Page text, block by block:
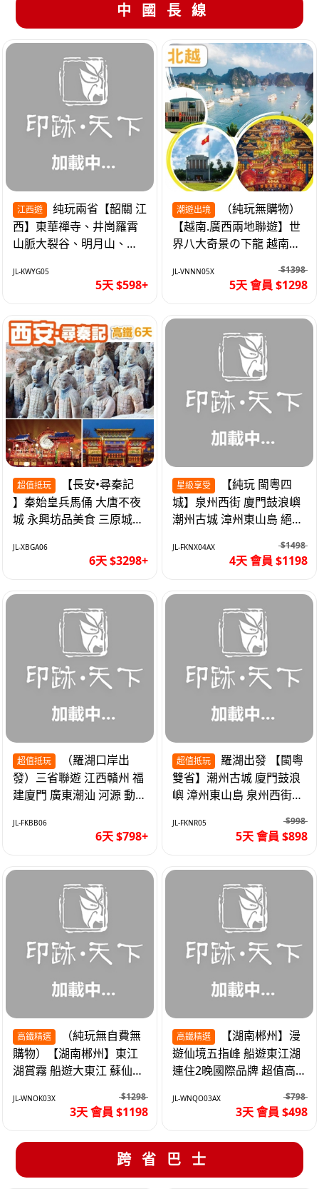
中國長線
江西遊
西】東華禪寺、井崗羅霄
山脈大裂谷、明月山、仙
JL-KWYG05
5天 $598+
潮遊出境
【越南.廣西兩地聯遊】世
界八大奇景の下龍 越南首
車5天
JL-VNNN05X $1398
5天 會員 $1298
超值抵玩
】秦始皇兵馬俑 大唐不夜
城 永興坊品美食 三原城隍
JL-XBGA06
6天 $3298+
星級享受
城】泉州西街 廈門鼓浪嶼
潮州古城 漳州東山島 絕無
JL-FKNX04AX $1498
4天 會員 $1198
超值抵玩
發）三省聯遊 江西贛州 福
建廈門 廣東潮汕 河源 動車
JL-FKBB06
6天 $798+
超值抵玩
雙省】潮州古城 廈門鼓浪
嶼 漳州東山島 泉州西街
超值抵玩5天
JL-FKNR05 $998
5天 會員 $898
高鐵精選
購物）【湖南郴州】東江
湖賞霧 船遊大東江 蘇仙嶺
JL-WNOK03X $1298
3天 會員 $1198
高鐵精選
遊仙境五指峰 船遊東江湖
連住2晚國際品牌 超值高
JL-WNQO03AX $798
3天 會員 $498
跨省巴士